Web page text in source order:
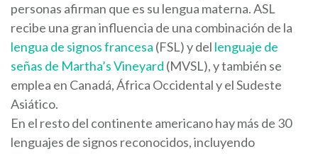
personas afirman que es su lengua materna. ASL
recibe una gran influencia de una combinación de la
lengua de signos francesa (FSL) y del lenguaje de
señas de Martha’s Vineyard (MVSL), y también se
emplea en Canadá, África Occidental y el Sudeste
Asiático.
En el resto del continente americano hay más de 30
lenguajes de signos reconocidos, incluyendo